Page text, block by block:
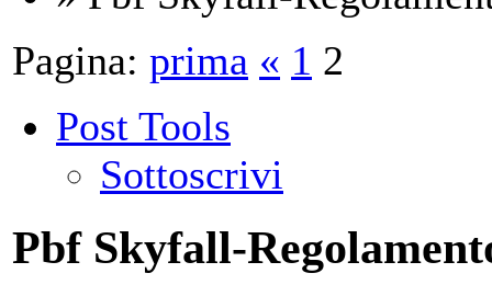
Pagina: prima « 1 2
Post Tools
Sottoscrivi
Pbf Skyfall-